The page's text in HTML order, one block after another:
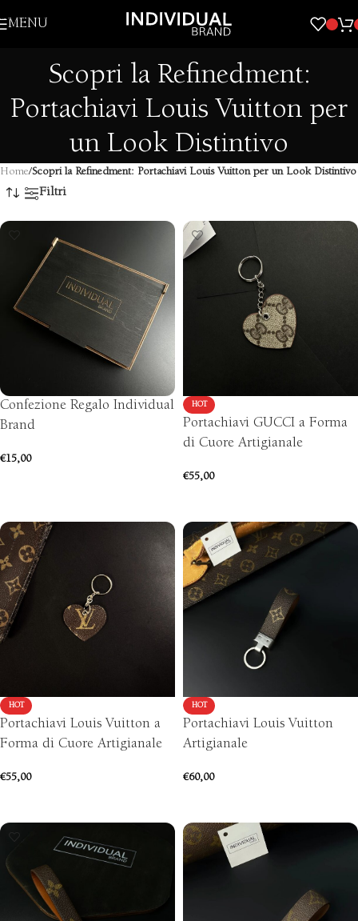
Skip to navigation
MENU
Scopri la Refinedment:
Portachiavi Louis Vuitton per
un Look Distintivo
Home/Scopri la Refinedment: Portachiavi Louis Vuitton per un Look Distintivo
Filtri
Confezione Regalo Individual
Brand
€15,00
HOT
Portachiavi GUCCI a Forma
di Cuore Artigianale
€55,00
HOT
Portachiavi Louis Vuitton a
Forma di Cuore Artigianale
€55,00
HOT
Portachiavi Louis Vuitton
Artigianale
€60,00